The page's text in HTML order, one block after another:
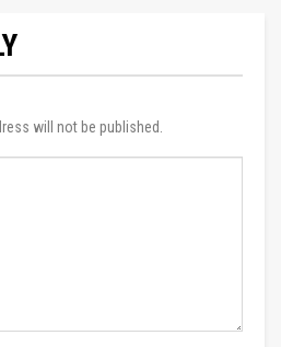
will not be published.